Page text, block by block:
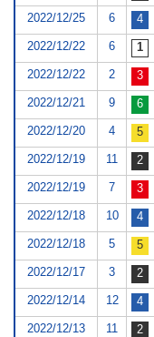
2022/12/25 6
2022/12/22 6
2022/12/22 2
2022/12/21 9
2022/12/20 4
2022/12/19 11
2022/12/19 7
2022/12/18 10
2022/12/18 5
2022/12/17 3
2022/12/14 12
2022/12/13 11